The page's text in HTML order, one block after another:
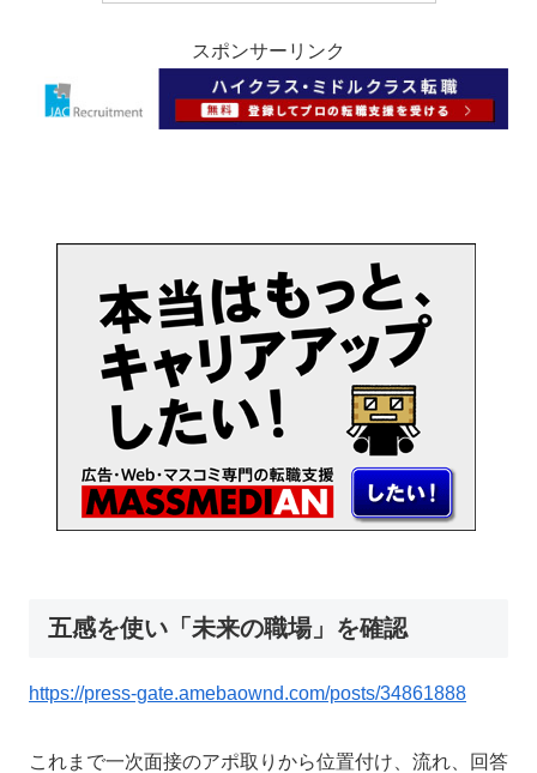
スポンサーリンク
五感を使い「未来の職場」を確認
https://press-gate.amebaownd.com/posts/34861888
これまで一次面接のアポ取りから位置付け、流れ、回答